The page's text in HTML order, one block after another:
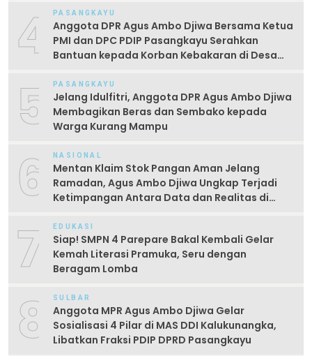
4 PASANGKAYU
Anggota DPR Agus Ambo Djiwa Bersama Ketua
PMI dan DPC PDIP Pasangkayu Serahkan
Bantuan kepada Korban Kebakaran di Desa
5 PASANGKAYU
Jelang Idulfitri, Anggota DPR Agus Ambo Djiwa
Membagikan Beras dan Sembako kepada
Warga Kurang Mampu
6 NASIONAL
Mentan Klaim Stok Pangan Aman Jelang
Ramadan, Agus Ambo Djiwa Ungkap Terjadi
Ketimpangan Antara Data dan Realitas di
7 EDUKASI
Siap! SMPN 4 Parepare Bakal Kembali Gelar
Kemah Literasi Pramuka, Seru dengan
Beragam Lomba
8 SULBAR
Anggota MPR Agus Ambo Djiwa Gelar
Sosialisasi 4 Pilar di MAS DDI Kalukunangka,
Libatkan Fraksi PDIP DPRD Pasangkayu